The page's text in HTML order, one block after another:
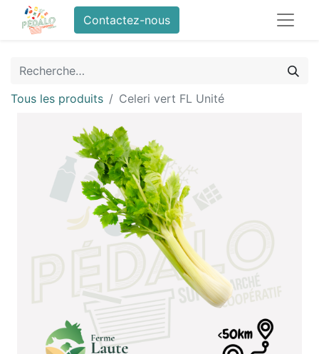
Contactez-nous
Tous les produits Celeri vert FL Unité